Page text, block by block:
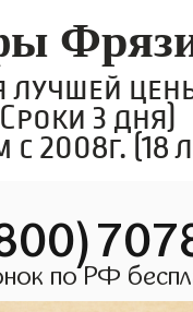
лучшей
3 дня)
с 2008г. (18
по РФ